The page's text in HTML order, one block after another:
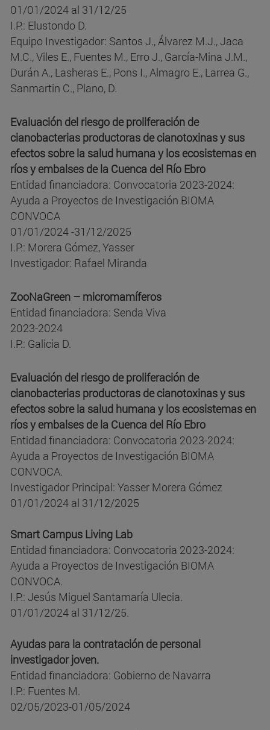
01/01/2024 al 31/12/25
I.P.: Elustondo D.
Equipo Investigador: Santos J., Álvarez M.J., Jaca
M.C., Viles E., Fuentes M., Erro J., García-Mina J.M.,
Durán A., Lasheras E., Pons I., Almagro E., Larrea G.,
Sanmartin C., Plano, D.
Evaluación del riesgo de proliferación de
cianobacterias productoras de cianotoxinas y sus
efectos sobre la salud humana y los ecosistemas en
ríos y embalses de la Cuenca del Río Ebro
Entidad financiadora: Convocatoria 2023-2024:
Ayuda a Proyectos de Investigación BIOMA
CONVOCA
01/01/2024 -31/12/2025
I.P.: Morera Gómez, Yasser
Investigador: Rafael Miranda
ZooNaGreen – micromamíferos
Entidad financiadora: Senda Viva
2023-2024
I.P.: Galicia D.
Evaluación del riesgo de proliferación de
cianobacterias productoras de cianotoxinas y sus
efectos sobre la salud humana y los ecosistemas en
ríos y embalses de la Cuenca del Río Ebro
Entidad financiadora: Convocatoria 2023-2024:
Ayuda a Proyectos de Investigación BIOMA
CONVOCA.
Investigador Principal: Yasser Morera Gómez
01/01/2024 al 31/12/2025
Smart Campus Living Lab
Entidad financiadora: Convocatoria 2023-2024:
Ayuda a Proyectos de Investigación BIOMA
CONVOCA.
I.P.: Jesús Miguel Santamaría Ulecia.
01/01/2024 al 31/12/25.
Ayudas para la contratación de personal
investigador joven.
Entidad financiadora: Gobierno de Navarra
I.P.: Fuentes M.
02/05/2023-01/05/2024